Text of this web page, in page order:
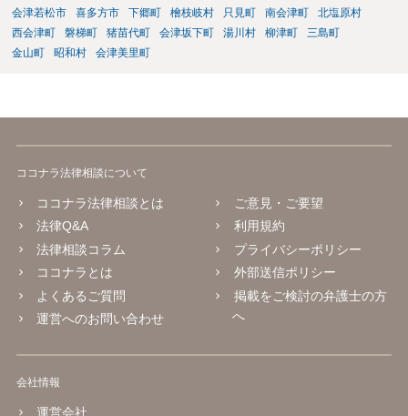
会津若松市
喜多方市 下郷町 檜枝岐村 只見町 南会津町
北塩原村
西会津町
磐梯町 猪苗代町 会津坂下町 湯川村 柳津町
三島町
金山町
昭和村 会津美里町
ココナラ法律相談について
ココナラ法律相談とは
法律Q&A
法律相談コラム
ココナラとは
よくあるご質問
運営へのお問い合わせ
ご意見・ご要望
利用規約
プライバシーポリシー
外部送信ポリシー
掲載をご検討の弁護士の方
へ
会社情報
運営会社